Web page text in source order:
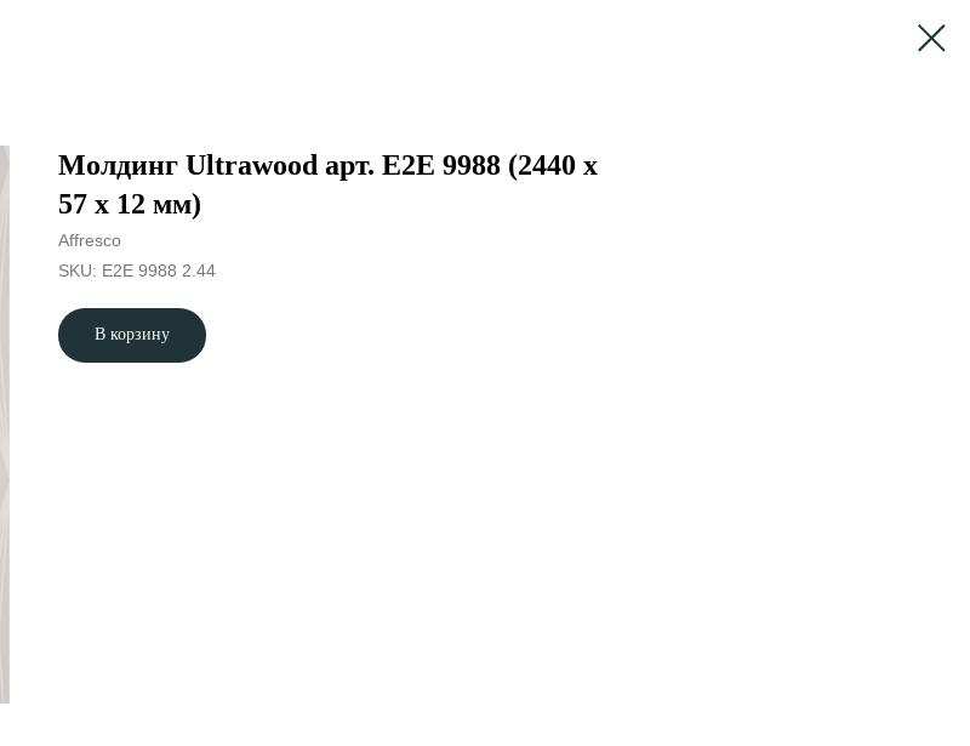
Молдинг Ultrawood арт. E2E 9988 (2440 х
57 х 12 мм)
Affresco
SKU: E2E 9988 2.44
В корзину